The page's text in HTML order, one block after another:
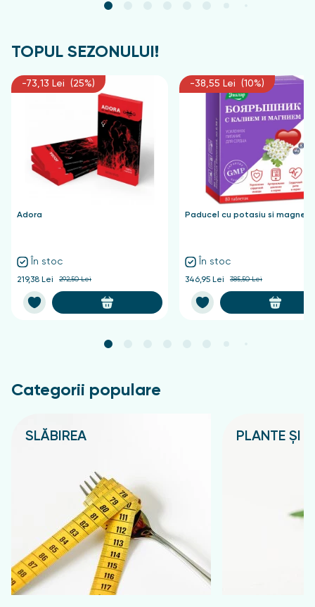
TOPUL SEZONULUI!
-73,13 Lei (25%)
Adora
În stoc
219,38 Lei 292,50 Lei
-38,55 Lei (10%)
Paducel cu potasiu si
În stoc
346,95 Lei 385,50 Lei
Categorii populare
SLĂBIREA PLANTE ȘI